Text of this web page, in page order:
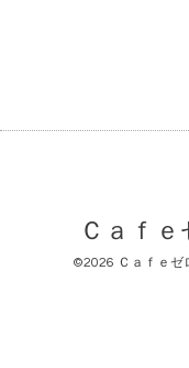
Ｃａｆ
©2026 Ｃａｆｅゼ